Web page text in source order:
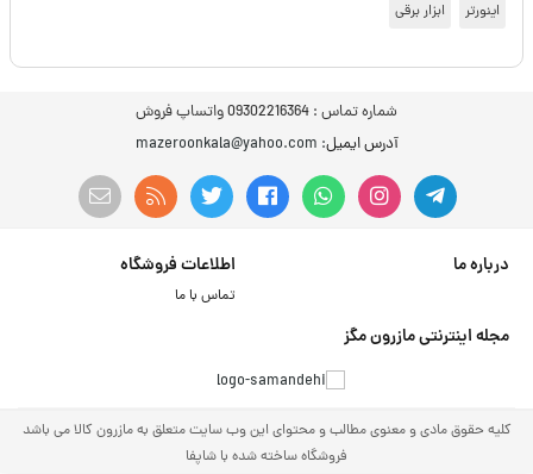
اینورتر
ابزار برقی
شماره تماس : 09302216364 واتساپ فروش
آدرس ایمیل: mazeroonkala@yahoo.com
درباره ما اطلاعات فروشگاه
تماس با ما
مجله اینترنتی مازرون مگز
کلیه حقوق مادی و معنوی مطالب و محتوای این وب سایت متعلق به مازرون کالا می باشد
فروشگاه ساخته شده با شاپفا